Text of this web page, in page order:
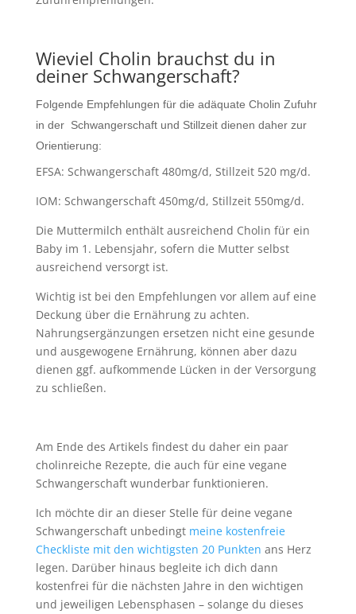
Wieviel Cholin brauchst du in
deiner Schwangerschaft?
Folgende Empfehlungen für die adäquate Cholin Zufuhr
in der Schwangerschaft und Stillzeit dienen daher zur
Orientierung:
EFSA: Schwangerschaft 480mg/d, Stillzeit 520 mg/d.
IOM: Schwangerschaft 450mg/d, Stillzeit 550mg/d.
Die Muttermilch enthält ausreichend Cholin für ein
Baby im 1. Lebensjahr, sofern die Mutter selbst
ausreichend versorgt ist.
Wichtig ist bei den Empfehlungen vor allem auf eine
Deckung über die Ernährung zu achten.
Nahrungsergänzungen ersetzen nicht eine gesunde
und ausgewogene Ernährung, können aber dazu
dienen ggf. aufkommende Lücken in der Versorgung
zu schließen.
Am Ende des Artikels findest du daher ein paar
cholinreiche Rezepte, die auch für eine vegane
Schwangerschaft wunderbar funktionieren.
Ich möchte dir an dieser Stelle für deine vegane
Schwangerschaft unbedingt meine kostenfreie
Checkliste mit den wichtigsten 20 Punkten ans Herz
legen. Darüber hinaus begleite ich dich dann
kostenfrei für die nächsten Jahre in den wichtigen
und jeweiligen Lebensphasen – solange du dieses